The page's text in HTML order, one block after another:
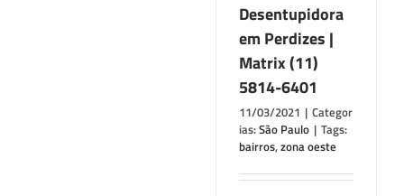
Desentupidora
em Perdizes |
Matrix (11)
5814-6401
11/03/2021 | Categor
ias:São Paulo | Tags:
bairros,zona oeste